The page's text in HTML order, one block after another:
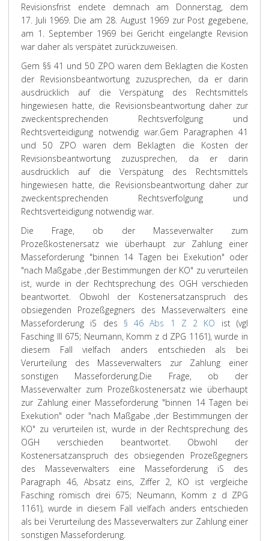
Revisionsfrist endete demnach am Donnerstag, dem
17. Juli 1969. Die am 28. August 1969 zur Post gegebene,
am 1. September 1969 bei Gericht eingelangte Revision
war daher als verspätet zurückzuweisen.
Gem §§ 41 und 50 ZPO waren dem Beklagten die Kosten
der Revisionsbeantwortung zuzusprechen, da er darin
ausdrücklich auf die Verspätung des Rechtsmittels
hingewiesen hatte, die Revisionsbeantwortung daher zur
zweckentsprechenden Rechtsverfolgung und
Rechtsverteidigung notwendig war.Gem Paragraphen 41
und 50 ZPO waren dem Beklagten die Kosten der
Revisionsbeantwortung zuzusprechen, da er darin
ausdrücklich auf die Verspätung des Rechtsmittels
hingewiesen hatte, die Revisionsbeantwortung daher zur
zweckentsprechenden Rechtsverfolgung und
Rechtsverteidigung notwendig war.
Die Frage, ob der Masseverwalter zum
Prozeßkostenersatz wie überhaupt zur Zahlung einer
Masseforderung "binnen 14 Tagen bei Exekution" oder
"nach Maßgabe ,der Bestimmungen der KO" zu verurteilen
ist, wurde in der Rechtsprechung des OGH verschieden
beantwortet. Obwohl der Kostenersatzanspruch des
obsiegenden Prozeßgegners des Masseverwalters eine
Masseforderung iS des § 46 Abs 1 Z 2 KO ist (vgl
Fasching III 675; Neumann, Komm z d ZPG 1161), wurde in
diesem Fall vielfach anders entschieden als bei
Verurteilung des Masseverwalters zur Zahlung einer
sonstigen Masseforderung.Die Frage, ob der
Masseverwalter zum Prozeßkostenersatz wie überhaupt
zur Zahlung einer Masseforderung "binnen 14 Tagen bei
Exekution" oder "nach Maßgabe ,der Bestimmungen der
KO" zu verurteilen ist, wurde in der Rechtsprechung des
OGH verschieden beantwortet. Obwohl der
Kostenersatzanspruch des obsiegenden Prozeßgegners
des Masseverwalters eine Masseforderung iS des
Paragraph 46, Absatz eins, Ziffer 2, KO ist vergleiche
Fasching römisch drei 675; Neumann, Komm z d ZPG
1161), wurde in diesem Fall vielfach anders entschieden
als bei Verurteilung des Masseverwalters zur Zahlung einer
sonstigen Masseforderung.